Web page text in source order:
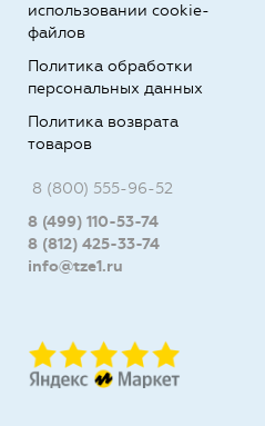
использовании cookie-
файлов
Политика обработки
персональных данных
Политика возврата
товаров
8 (800) 555-96-52
8 (499) 110-53-74
8 (812) 425-33-74
info@tze1.ru